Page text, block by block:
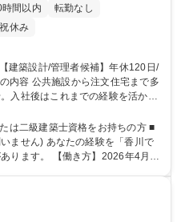
間以内
転勤なし
休み
入社後はこれまでの経験を活かし
的には設計室の管理者として育成
×最新の働
建築設計および積算業務。100年
根ざした設計を追求。 ■【キャリ
管理
の安定企業
は二級建築士資格をお持ちの方 ■
ません) あなたの経験を「香川で
】2026年4月よ
【当社の強み】1921年創業。地
力企業」として盤石な経営基盤が